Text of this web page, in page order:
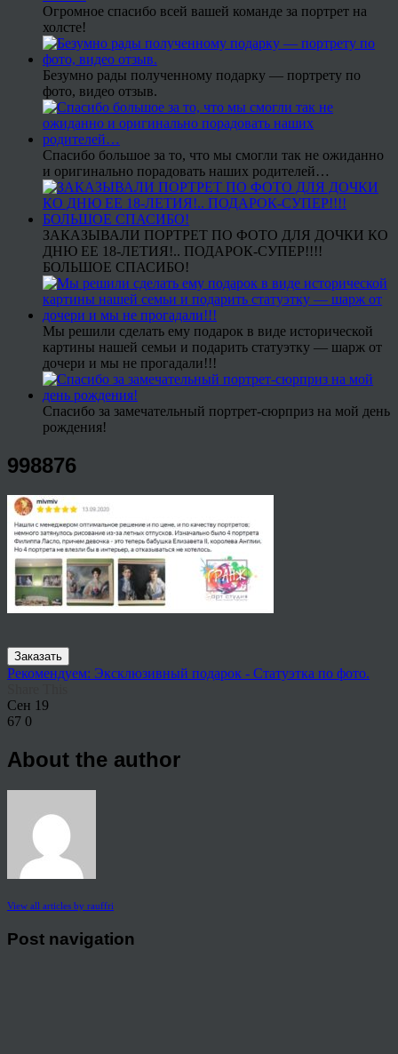
Огромное спасибо всей вашей команде за портрет на
холсте!
Безумно рады полученному подарку — портрету по
фото, видео отзыв.
Спасибо большое за то, что мы смогли так не ожиданно
и оригинально порадовать наших родителей…
ЗАКАЗЫВАЛИ ПОРТРЕТ ПО ФОТО ДЛЯ ДОЧКИ КО
ДНЮ ЕЕ 18-ЛЕТИЯ!.. ПОДАРОК-СУПЕР!!!!
БОЛЬШОЕ СПАСИБО!
Мы решили сделать ему подарок в виде исторической
картины нашей семьи и подарить статуэтку — шарж от
дочери и мы не прогадали!!!
Спасибо за замечательный портрет-сюрприз на мой день
рождения!
998876
Заказать
Рекомендуем: Эксклюзивный подарок - Статуэтка по фото.
Сен 19
67 0
About the author
View all articles by rauffri
Post navigation